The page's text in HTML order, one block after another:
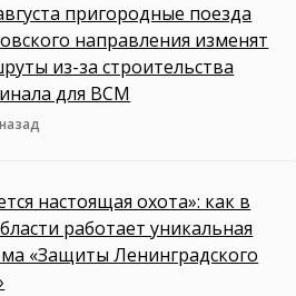
пригородные поезда
направления изменят
из-за строительства
для ВСМ
настоящая охота»: как в
работает уникальная
«Защиты Ленинградского